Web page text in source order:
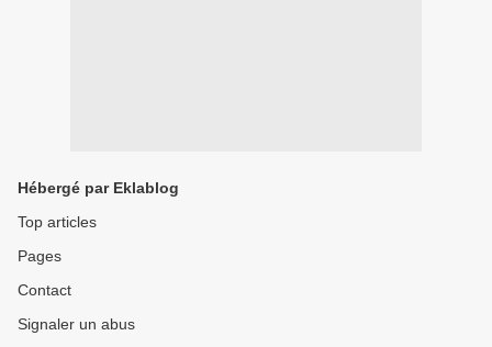
Hébergé par Eklablog
Top articles
Pages
Contact
Signaler un abus